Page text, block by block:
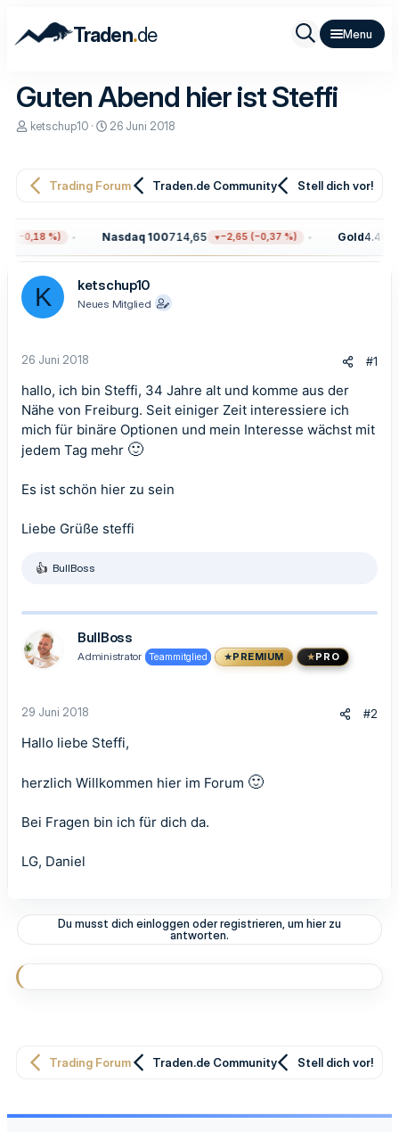
Traden.de
Guten Abend hier ist Steffi
E
e
r
ketschup10
E
e
a
m
26 Juni 2018
Trading Forum Traden.de Community Stell dich vor!
(−0,18 %) Nasdaq 100714,65 −2,65 (−0,37 %) Gold
K ketschup10
Neues Mitglied
26 Juni 2018 #1
hallo, ich bin Steffi, 34 Jahre alt und komme aus der
Nähe von Freiburg. Seit einiger Zeit interessiere ich
mich für binäre Optionen und mein Interesse wächst mit
jedem Tag mehr 🙂
Es ist schön hier zu sein
Liebe Grüße steffi
R
k
o
:
BullBoss
BullBoss
Administrator Teammitglied PREMIUM PRO
29 Juni 2018 #2
Hallo liebe Steffi,
herzlich Willkommen hier im Forum 🙂
Bei Fragen bin ich für dich da.
LG, Daniel
Du musst dich einloggen oder registrieren, um hier zu
antworten.
Trading Forum Traden.de Community Stell dich vor!